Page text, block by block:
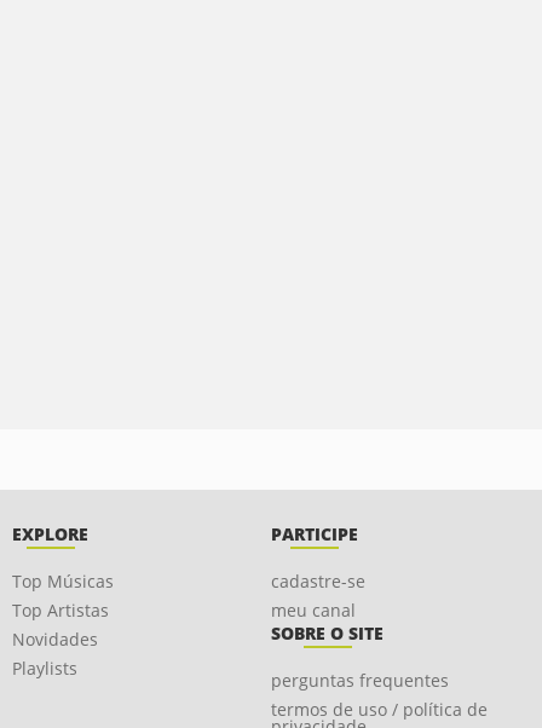
EXPLORE
Top Músicas
Top Artistas
Novidades
Playlists
PARTICIPE
cadastre-se
meu canal
SOBRE O SITE
perguntas frequentes
termos de uso / política de